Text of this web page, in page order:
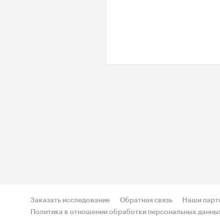
Заказать исследование Обратная связь Наши
Политика в отношении обработки персональных